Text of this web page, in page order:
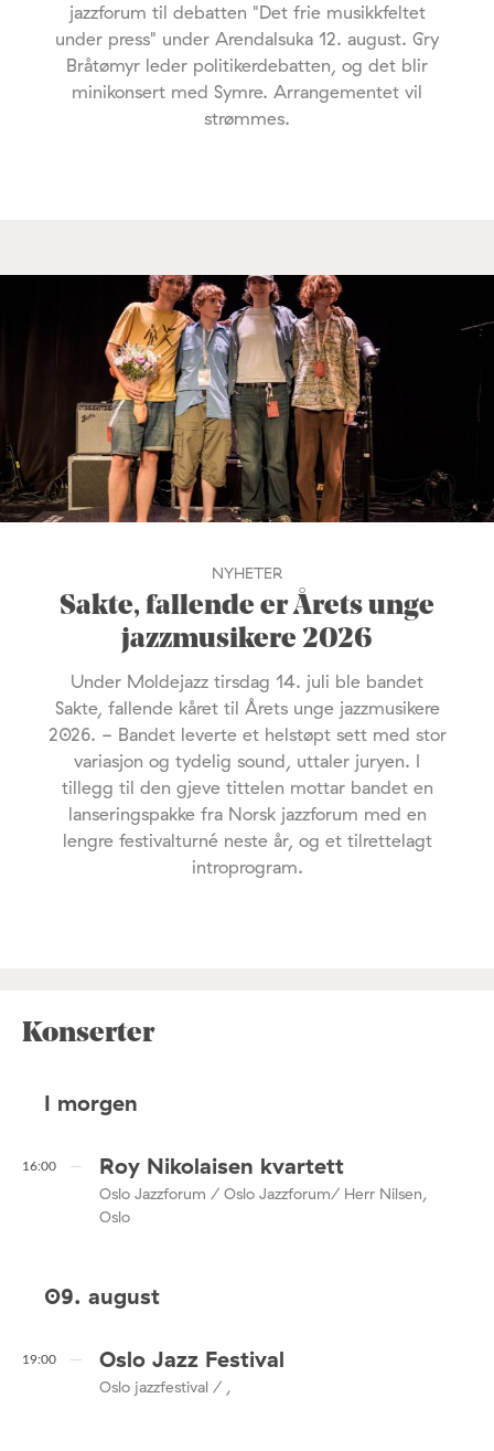
jazzforum til debatten "Det frie musikkfeltet
under press" under Arendalsuka 12. august. Gry
Bråtømyr leder politikerdebatten, og det blir
minikonsert med Symre. Arrangementet vil
strømmes.
NYHETER
Sakte, fallende er Årets unge
jazzmusikere 2026
Under Moldejazz tirsdag 14. juli ble bandet
Sakte, fallende kåret til Årets unge jazzmusikere
2026. - Bandet leverte et helstøpt sett med stor
variasjon og tydelig sound, uttaler juryen. I
tillegg til den gjeve tittelen mottar bandet en
lanseringspakke fra Norsk jazzforum med en
lengre festivalturné neste år, og et tilrettelagt
introprogram.
Konserter
I morgen
16:00 Roy Nikolaisen kvartett
Oslo Jazzforum / Oslo Jazzforum/ Herr Nilsen,
Oslo
09. august
19:00 Oslo Jazz Festival
Oslo jazzfestival / ,